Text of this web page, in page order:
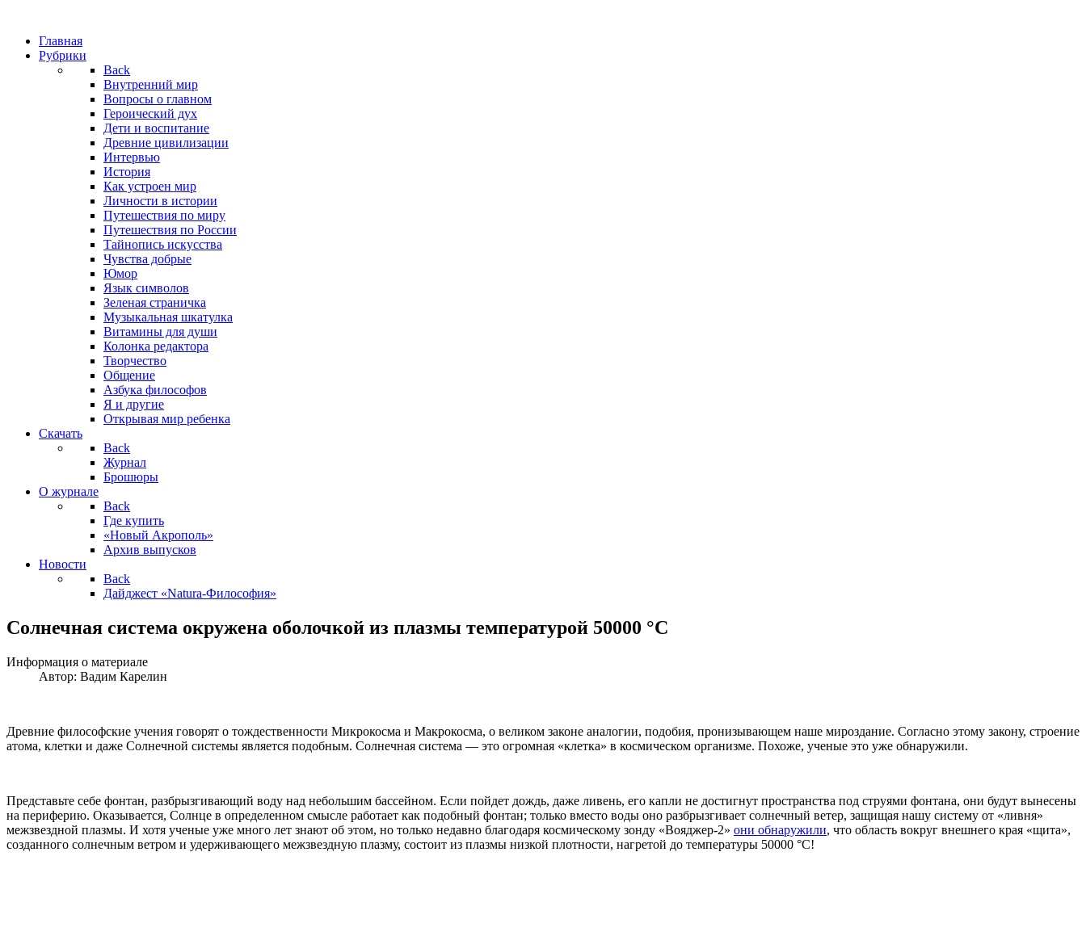
Главная
Рубрики
Back
Внутренний мир
Вопросы о главном
Героический дух
Дети и воспитание
Древние цивилизации
Интервью
История
Как устроен мир
Личности в истории
Путешествия по миру
Путешествия по России
Тайнопись искусства
Чувства добрые
Юмор
Язык символов
Зеленая страничка
Музыкальная шкатулка
Витамины для души
Колонка редактора
Творчество
Общение
Азбука философов
Я и другие
Открывая мир ребенка
Скачать
Back
Журнал
Брошюры
О журнале
Back
Где купить
«Новый Акрополь»
Архив выпусков
Новости
Back
Дайджест «Natura-Философия»
Солнечная система окружена оболочкой из плазмы температурой 50000 °C
Информация о материале
Автор: Вадим Карелин
Древние философские учения говорят о тождественности Микрокосма и Макрокосма, о великом законе аналогии, подобия, пронизывающем наше мироздание. Согласно этому закону, строение
атома, клетки и даже Солнечной системы является подобным. Солнечная система — это огромная «клетка» в космическом организме. Похоже, ученые это уже обнаружили.
Представьте себе фонтан, разбрызгивающий воду над небольшим бассейном. Если пойдет дождь, даже ливень, его капли не достигнут пространства под струями фонтана, они будут вынесены
на периферию. Оказывается, Солнце в определенном смысле работает как подобный фонтан; только вместо воды оно разбрызгивает солнечный ветер, защищая нашу систему от «ливня»
межзвездной плазмы. И хотя ученые уже много лет знают об этом, но только недавно благодаря космическому зонду «Вояджер-2» они обнаружили, что область вокруг внешнего края «щита»,
созданного солнечным ветром и удерживающего межзвездную плазму, состоит из плазмы низкой плотности, нагретой до температуры 50000 °C!